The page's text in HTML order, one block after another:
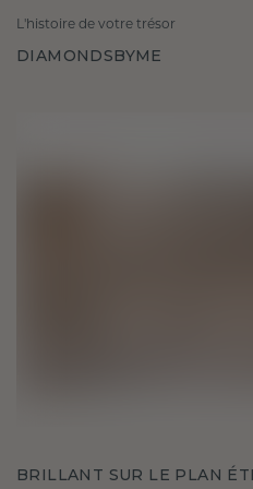
L'histoire de votre trésor
DIAMONDSBYME
BRILLANT SUR LE PLAN